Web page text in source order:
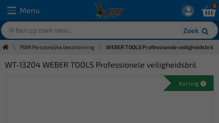
Menu
Zoek
0
PBM Persoonlijke bescherming WEBER TOOLS Professionele veiligheidsbril
WT-13204 WEBER TOOLS Professionele veiligheidsbril
Korting